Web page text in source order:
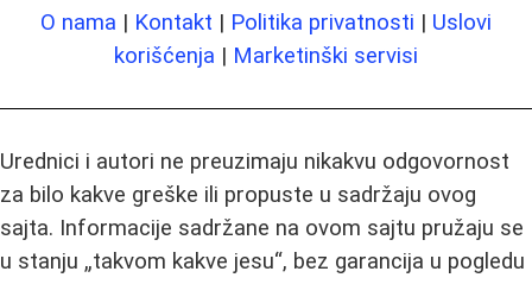
O nama | Kontakt | Politika privatnosti | Uslovi
korišćenja | Marketinški servisi
Urednici i autori ne preuzimaju nikakvu odgovornost
za bilo kakve greške ili propuste u sadržaju ovog
sajta. Informacije sadržane na ovom sajtu pružaju se
u stanju „takvom kakve jesu“, bez garancija u pogledu